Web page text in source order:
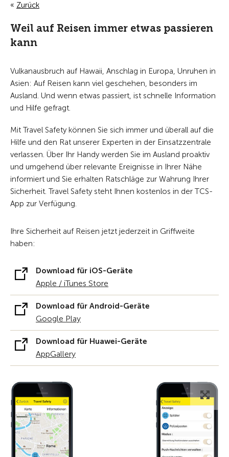
Zurück
Weil auf Reisen immer etwas passieren
kann
Vulkanausbruch auf Hawaii, Anschlag in Europa, Unruhen in
Asien: Auf Reisen kann viel geschehen, besonders im
Ausland. Und wenn etwas passiert, ist schnelle Information
und Hilfe gefragt.
Mit Travel Safety können Sie sich immer und überall auf die
Hilfe und den Rat unserer Experten in der Einsatzzentrale
verlassen. Über Ihr Handy werden Sie im Ausland proaktiv
und umgehend über relevante Ereignisse in Ihrer Nähe
informiert und Sie erhalten Ratschläge zur Wahrung Ihrer
Sicherheit. Travel Safety steht Ihnen kostenlos in der TCS-
App zur Verfügung.
Ihre Sicherheit auf Reisen jetzt jederzeit in Griffweite
haben:
Download für iOS-Geräte
Apple / iTunes Store
Download für Android-Geräte
Google Play
Download für Huawei-Geräte
AppGallery